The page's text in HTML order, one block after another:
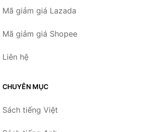
Mã giảm giá Lazada
Mã giảm giá Shopee
Liên hệ
CHUYÊN MỤC
Sách tiếng Việt